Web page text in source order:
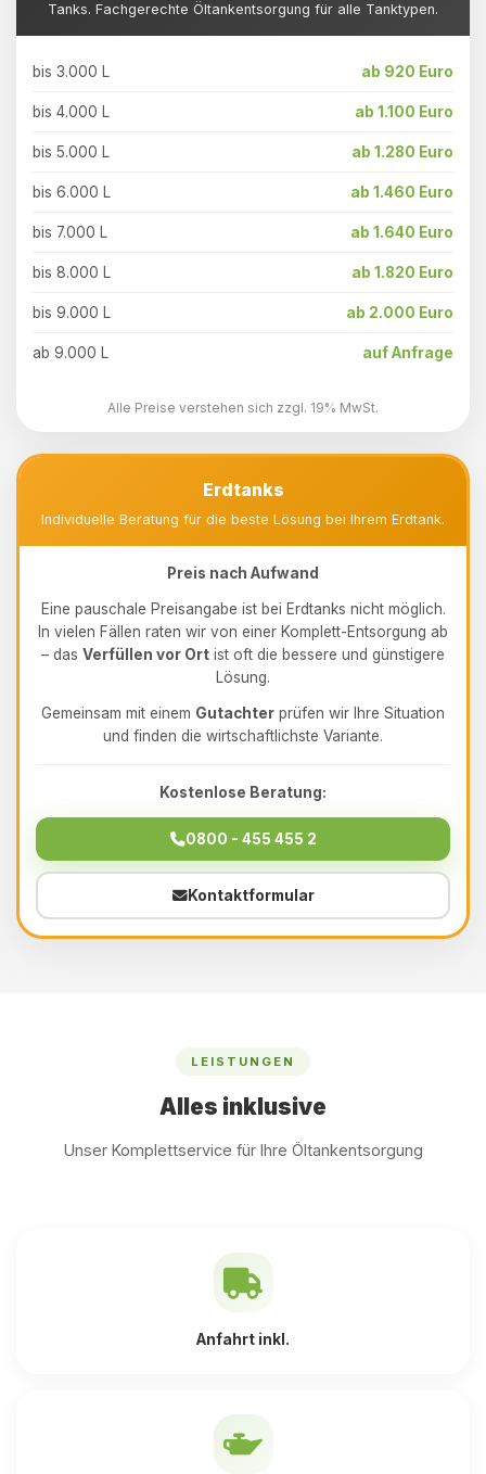
Tanks. Fachgerechte Öltankentsorgung für alle Tanktypen.
bis 3.000 L ab 920 Euro
bis 4.000 L ab 1.100 Euro
bis 5.000 L ab 1.280 Euro
bis 6.000 L ab 1.460 Euro
bis 7.000 L ab 1.640 Euro
bis 8.000 L ab 1.820 Euro
bis 9.000 L ab 2.000 Euro
ab 9.000 L auf Anfrage
Alle Preise verstehen sich zzgl. 19% MwSt.
Erdtanks
Individuelle Beratung für die beste Lösung bei Ihrem Erdtank.
Preis nach Aufwand
Eine pauschale Preisangabe ist bei Erdtanks nicht möglich.
In vielen Fällen raten wir von einer Komplett-Entsorgung ab
– das Verfüllen vor Ort ist oft die bessere und günstigere
Lösung.
Gemeinsam mit einem Gutachter prüfen wir Ihre Situation
und finden die wirtschaftlichste Variante.
Kostenlose Beratung:
0800 - 455 455 2
Kontaktformular
LEISTUNGEN
Alles inklusive
Unser Komplettservice für Ihre Öltankentsorgung
Anfahrt inkl.